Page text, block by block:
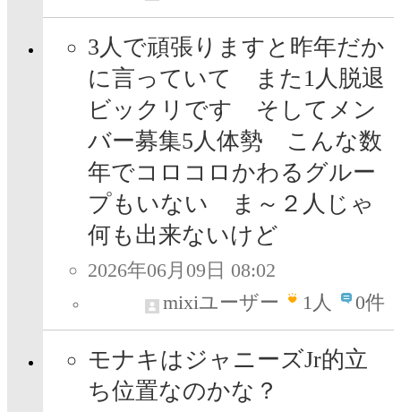
3人で頑張りますと昨年だか
に言っていて また1人脱退
ビックリです そしてメン
バー募集5人体勢 こんな数
年でコロコロかわるグルー
プもいない ま～２人じゃ
何も出来ないけど
2026年06月09日 08:02
mixiユーザー
1人 0件
モナキはジャニーズJr的立
ち位置なのかな？